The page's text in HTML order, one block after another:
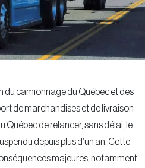
du camionnage du Québec et des
de marchandises et de livraison
de relancer, sans délai, le
depuis plus d’un an. Cette
majeures, notamment